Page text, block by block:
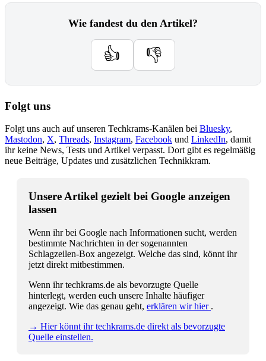
Wie fandest du den Artikel?
👍 👎
Folgt uns
Folgt uns auch auf unseren Techkrams-Kanälen bei Bluesky,
Mastodon, X, Threads, Instagram, Facebook und LinkedIn, damit
ihr keine News, Tests und Artikel verpasst. Dort gibt es regelmäßig
neue Beiträge, Updates und zusätzlichen Technikkram.
Unsere Artikel gezielt bei Google anzeigen
lassen
Wenn ihr bei Google nach Informationen sucht, werden
bestimmte Nachrichten in der sogenannten
Schlagzeilen-Box angezeigt. Welche das sind, könnt ihr
jetzt direkt mitbestimmen.
Wenn ihr techkrams.de als bevorzugte Quelle
hinterlegt, werden euch unsere Inhalte häufiger
angezeigt. Wie das genau geht, erklären wir hier .
→ Hier könnt ihr techkrams.de direkt als bevorzugte
Quelle einstellen.